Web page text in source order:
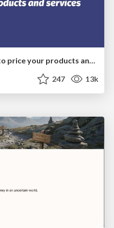
247 13k